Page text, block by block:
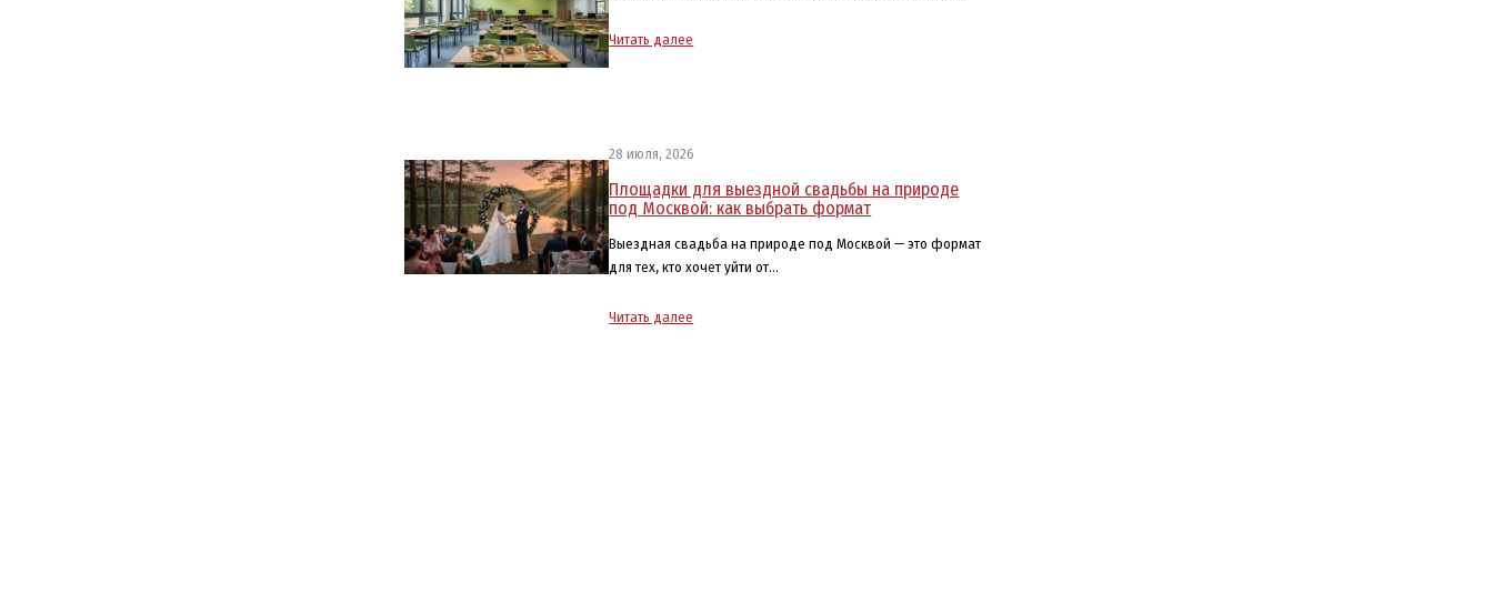
Читать далее
28 июля, 2026
Площадки для выездной свадьбы на природе
под Москвой: как выбрать формат
Выездная свадьба на природе под Москвой — это формат
для тех, кто хочет уйти от…
Читать далее